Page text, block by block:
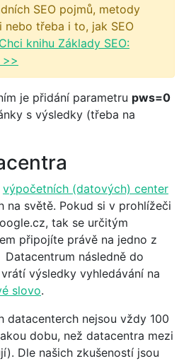
SEO pojmů, metody
třeba i to, jak SEO
Chci knihu Základy SEO:
>>
je přidání parametru pws=0
s výsledky (třeba na
výpočetních (datových) center
na světě. Pokud si v prohlížeči
tak se určitým
připojíte právě na jedno z
následně do
výsledky vyhledávání na
slovo.
datacenterch nejsou vždy 100
dobu, než datacentra mezi
Dle našich zkušeností jsou